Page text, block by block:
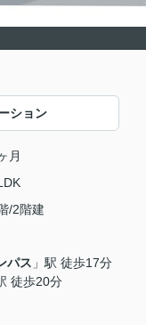
ション
月
/2階建
パス 」駅 徒歩17分
徒歩20分